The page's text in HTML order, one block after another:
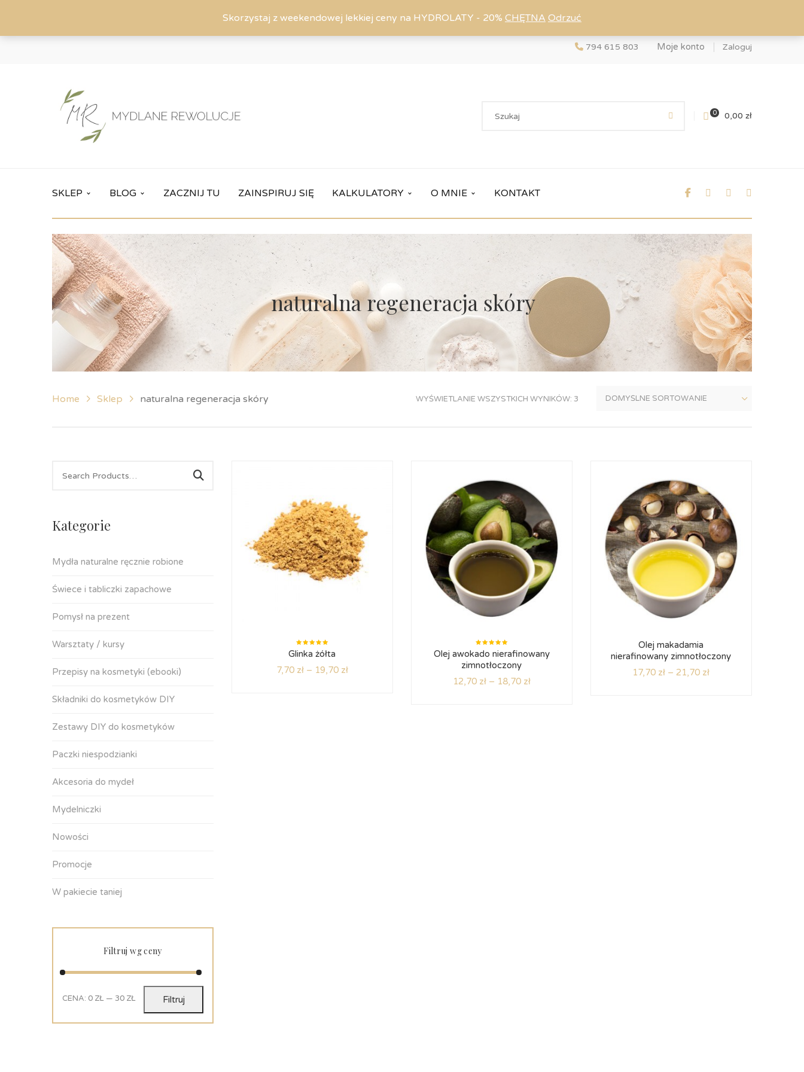
Skorzystaj z weekendowej lekkiej ceny na HYDROLATY - 20% CHĘTNA Odrzuć
794 615 803 Moje konto Zaloguj
0 0,00 zł
SKLEP BLOG ZACZNIJ TU ZAINSPIRUJ SIĘ KALKULATORY O MNIE KONTAKT
naturalna regeneracja skóry
Home Sklep naturalna regeneracja skóry WYŚWIETLANIE WSZYSTKICH WYNIKÓW: 3
Kategorie
Mydła naturalne ręcznie robione
Świece i tabliczki zapachowe
Pomysł na prezent
Warsztaty / kursy
Przepisy na kosmetyki (ebooki)
Składniki do kosmetyków DIY
Zestawy DIY do kosmetyków
Paczki niespodzianki
Akcesoria do mydeł
Mydelniczki
Nowości
Promocje
W pakiecie taniej
Filtruj wg ceny
Filtruj
CENA: 0 ZŁ — 30 ZŁ
Oceniono
5.00 na
Glinka żółta
7,70 zł – 19,70 zł
Oceniono
5.00na
5
Olej awokado nierafinowany
zimnotłoczony
12,70 zł – 18,70 zł
Olej makadamia
nierafinowany zimnotłoczony
17,70 zł – 21,70 zł